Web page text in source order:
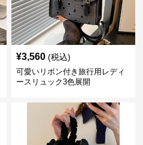
¥3,560 (税込)
可愛いリボン付き旅行用レディ
ースリュック3色展開